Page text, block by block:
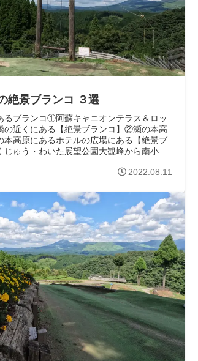
絶景ブランコ ３選
るブランコ①阿蘇キャニオンテラス＆ロッ
の近くにある【絶景ブランコ】②瀬の本高
本高原にあるホテルの広場にある【絶景ブ
ゅう・わいた展望公園大観峰から南小国
2022.08.11